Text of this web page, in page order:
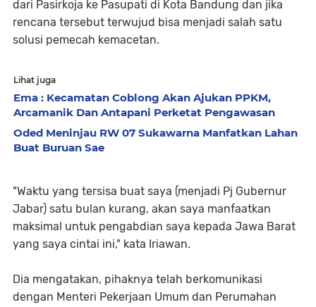
dari Pasirkoja ke Pasupati di Kota Bandung dan jika
rencana tersebut terwujud bisa menjadi salah satu
solusi pemecah kemacetan.
Lihat juga
Ema : Kecamatan Coblong Akan Ajukan PPKM,
Arcamanik Dan Antapani Perketat Pengawasan
Oded Meninjau RW 07 Sukawarna Manfatkan Lahan
Buat Buruan Sae
"Waktu yang tersisa buat saya (menjadi Pj Gubernur
Jabar) satu bulan kurang, akan saya manfaatkan
maksimal untuk pengabdian saya kepada Jawa Barat
yang saya cintai ini," kata Iriawan.
Dia mengatakan, pihaknya telah berkomunikasi
dengan Menteri Pekerjaan Umum dan Perumahan